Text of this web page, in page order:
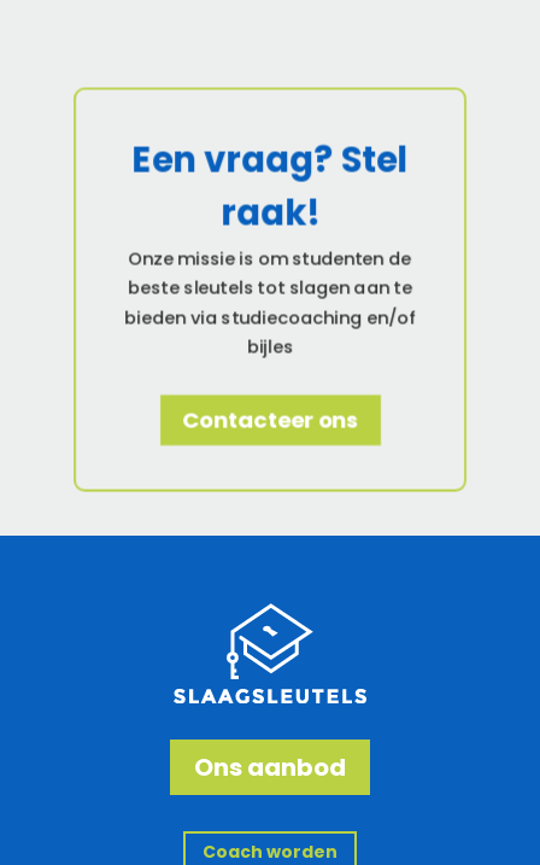
Een vraag? Stel
raak!
Onze missie is om studenten de
beste sleutels tot slagen aan te
bieden via studiecoaching en/of
bijles
Contacteer ons
Ons aanbod
Coach worden